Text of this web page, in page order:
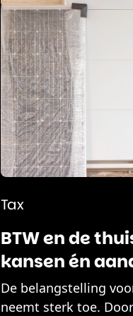
Tax
BTW en de
kansen én
De belangstelling
neemt sterk toe.